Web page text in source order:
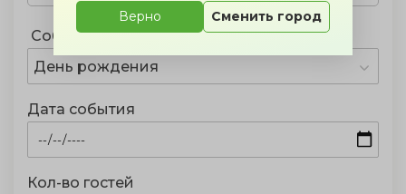
Верно Сменить город
Событие
День рождения
Дата события
Кол-во гостей